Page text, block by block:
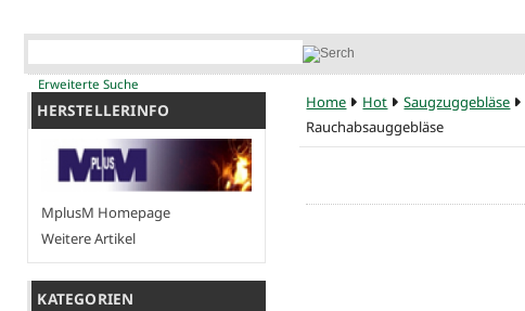
Erweiterte Suche
HERSTELLERINFO
MplusM Homepage
Weitere Artikel
KATEGORIEN
Home Hot Saugzuggebläse
Rauchabsauggebläse